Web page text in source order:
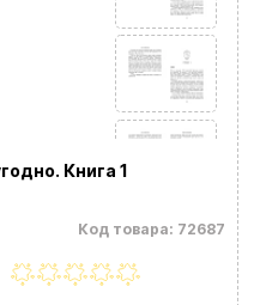
Книга 1
Код товара: 72687